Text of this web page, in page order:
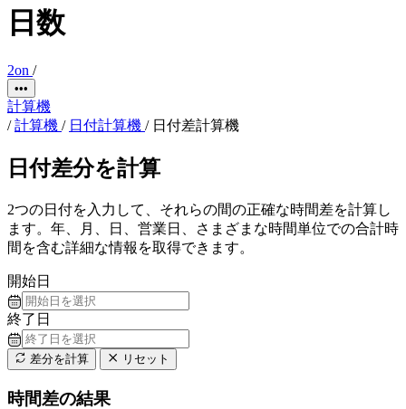
日数
2on /
•••
計算機
/ 計算機 / 日付計算機 / 日付差計算機
日付差分を計算
2つの日付を入力して、それらの間の正確な時間差を計算し
ます。年、月、日、営業日、さまざまな時間単位での合計時
間を含む詳細な情報を取得できます。
開始日
終了日
差分を計算 リセット
時間差の結果